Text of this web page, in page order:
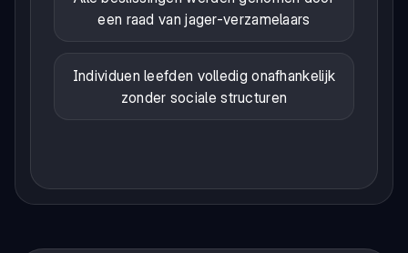
een raad van jager-verzamelaars
Individuen leefden volledig onafhankelijk
zonder sociale structuren